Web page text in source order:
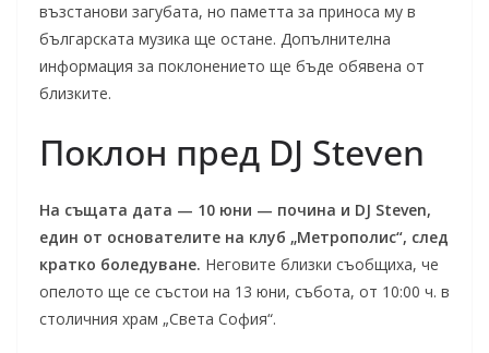
възстанови загубата, но паметта за приноса му в
българската музика ще остане. Допълнителна
информация за поклонението ще бъде обявена от
близките.
Поклон пред DJ Steven
На същата дата — 10 юни — почина и DJ Steven,
един от основателите на клуб „Метрополис“, след
кратко боледуване. Неговите близки съобщиха, че
опелото ще се състои на 13 юни, събота, от 10:00 ч. в
столичния храм „Света София“.